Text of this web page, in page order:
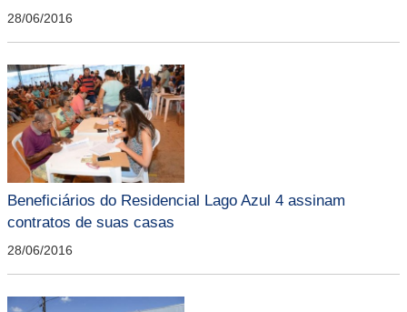
28/06/2016
Beneficiários do Residencial Lago Azul 4 assinam
contratos de suas casas
28/06/2016